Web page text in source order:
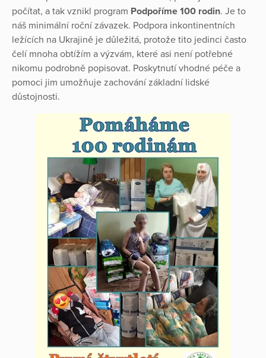
počítat, a tak vznikl program Podpoříme 100 rodin. Je to
náš minimální roční závazek. Podpora inkontinentních
ležících na Ukrajině je důležitá, protože tito jedinci často
čelí mnoha obtížím a výzvám, které asi není potřebné
nikomu podrobně popisovat. Poskytnutí vhodné péče a
pomoci jim umožňuje zachování základní lidské
důstojnosti.